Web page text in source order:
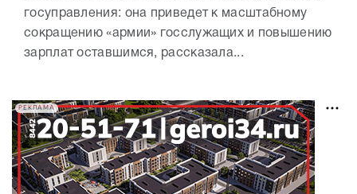
госуправления: она приведет к масштабному
сокращению «армии» госслужащих и повышению
зарплат оставшимся, рассказала...
РЕКЛАМА